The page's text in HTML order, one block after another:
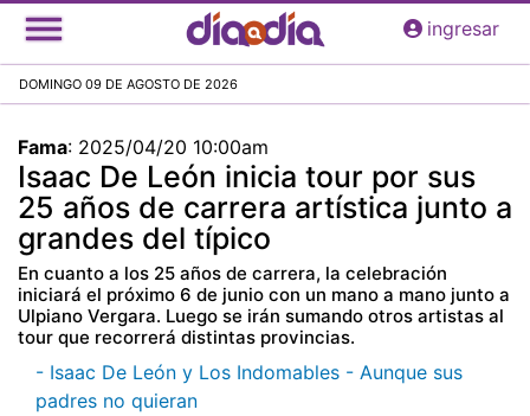
Pasar
al
principal
ingresar
DOMINGO 09 DE AGOSTO DE 2026
Fama: 2025/04/20 10:00am
Isaac De León inicia tour por sus
25 años de carrera artística junto a
grandes del típico
En cuanto a los 25 años de carrera, la celebración
iniciará el próximo 6 de junio con un mano a mano junto a
Ulpiano Vergara. Luego se irán sumando otros artistas al
tour que recorrerá distintas provincias.
- Isaac De León y Los Indomables - Aunque sus
padres no quieran